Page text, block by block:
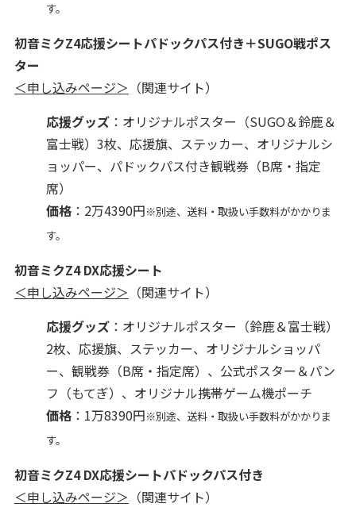
す。
初音ミクZ4応援シートパドックパス付き＋SUGO戦ポス
ター
＜申し込みページ＞ （関連サイト）
応援グッズ：オリジナルポスター（SUGO＆鈴鹿＆
富士戦）3枚、応援旗、ステッカー、オリジナルシ
ョッパー、パドックパス付き観戦券（B席・指定
席）
価格：2万4390円※別途、送料・取扱い手数料がかかりま
す。
初音ミクZ4 DX応援シート
＜申し込みページ＞ （関連サイト）
応援グッズ：オリジナルポスター（鈴鹿＆富士戦）
2枚、応援旗、ステッカー、オリジナルショッパ
ー、観戦券（B席・指定席）、公式ポスター＆パン
フ（もてぎ）、オリジナル携帯ゲーム機ポーチ
価格：1万8390円※別途、送料・取扱い手数料がかかりま
す。
初音ミクZ4 DX応援シートパドックパス付き
＜申し込みページ＞ （関連サイト）